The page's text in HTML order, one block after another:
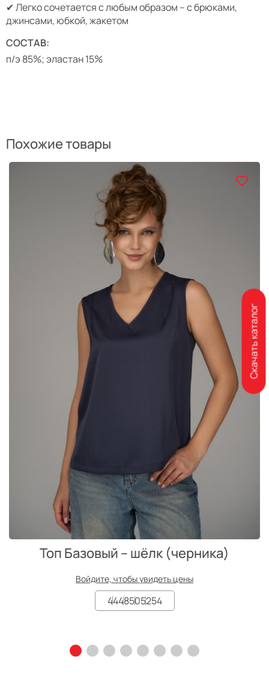
✔ Легко сочетается с любым образом – с брюками,
джинсами, юбкой, жакетом
СОСТАВ:
п/э 85%; эластан 15%
Похожие товары
Топ Базовый – шёлк (черника)
Войдите, чтобы увидеть цены
4448505254
Скачать каталог